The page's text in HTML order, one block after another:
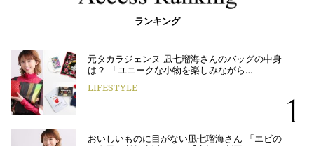
ランキング
元タカラジェンヌ 凪七瑠海さんのバッグの中身
は？ 「ユニークな小物を楽しみながら…
LIFESTYLE
おいしいものに目がない凪七瑠海さん 「エビの